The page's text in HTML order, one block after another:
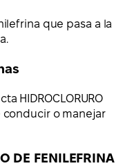
que pasa a la
HIDROCLORURO
conducir o manejar
DE FENILEFRINA